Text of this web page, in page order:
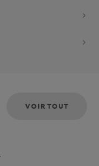
VOIR TOUT